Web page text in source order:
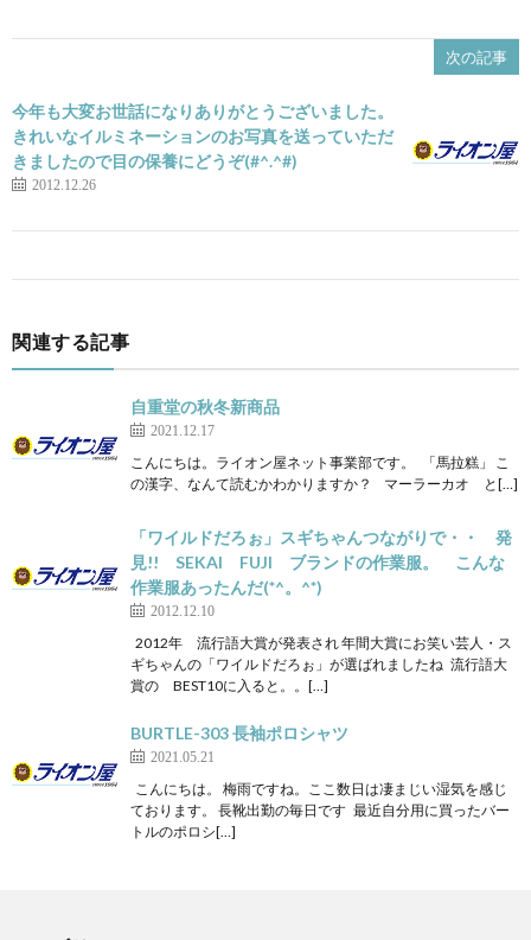
次の記事
今年も大変お世話になりありがとうございました。
きれいなイルミネーションのお写真を送っていただ
きましたので目の保養にどうぞ(#^.^#)
2012.12.26
関連する記事
自重堂の秋冬新商品
2021.12.17
こんにちは。ライオン屋ネット事業部です。 「馬拉糕」 こ
の漢字、なんて読むかわかりますか？ マーラーカオ と[…]
「ワイルドだろぉ」スギちゃんつながりで・・ 発
見!! SEKAI FUJI ブランドの作業服。 こんな
作業服あったんだ(*^。^*)
2012.12.10
2012年 流行語大賞が発表され 年間大賞にお笑い芸人・ス
ギちゃんの「ワイルドだろぉ」が選ばれましたね 流行語大
賞の BEST10に入ると。。[…]
BURTLE-303 長袖ポロシャツ
2021.05.21
こんにちは。 梅雨ですね。ここ数日は凄まじい湿気を感じ
ております。 長靴出勤の毎日です 最近自分用に買ったバー
トルのポロシ[…]